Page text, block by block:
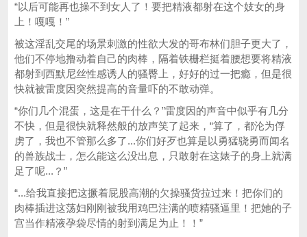
“以后可能再也操不到女人了！要把精液都射在这个妓女的身
上！嘎嘎！”
被这淫乱交尾的场景刺激的性欲大发的哥布林们胆子更大了，
他们不停地撸动着自己的肉棒，隔着铁栅栏挺着腰想要将精液
都射到西默尼丝性感诱人的骚臀上，好好的过一把瘾，但是很
快就被雷度因突然提高的音量吓的不敢动弹。
“你们几个混蛋，这是在干什么？”雷度因的声音中似乎有几分
不快，但是很快就释然般的放声笑了起来，“算了，都沦为俘
虏了，我也不管那么多了...你们好歹也算是以勇猛骁勇而闻名
的兽族战士，怎么能这么没出息，只敢射在这婊子的身上就满
足了呢...？”
“...给我直接把这撅着屁股高潮的欠操骚货拉过来！把你们的
肉棒插进这荡妇刚刚被我用鸡巴注满的喷精骚逼里！把她的子
宫当作精液孕袋尽情的射到满足为止！！”